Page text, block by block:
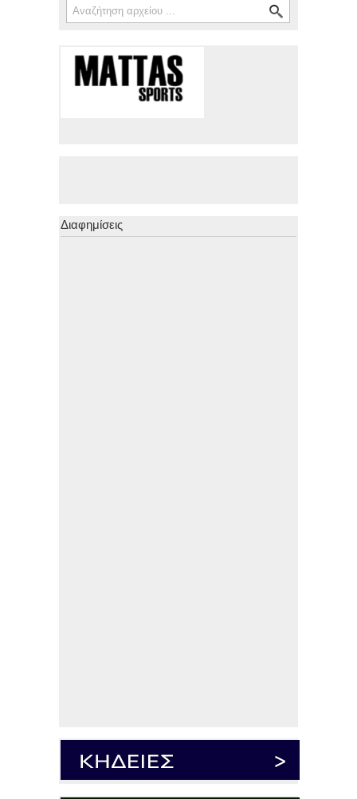
Διαφημίσεις